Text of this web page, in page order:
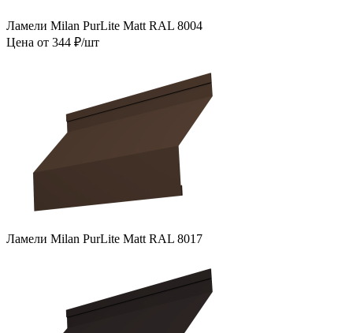
Ламели Milan PurLite Matt RAL 8004
Цена от 344 ₽/шт
Ламели Milan PurLite Matt RAL 8017